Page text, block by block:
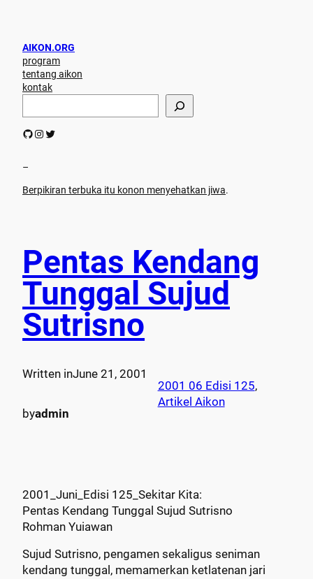
AIKON.ORG
program
tentang aikon
kontak
r
h
GitHub Instagram Twitter
–
Berpikiran terbuka itu konon menyehatkan jiwa.
Pentas Kendang
Tunggal Sujud
Sutrisno
Written inJune 21, 2001
byadmin
2001 06 Edisi 125,
Artikel Aikon
2001_Juni_Edisi 125_Sekitar Kita:
Pentas Kendang Tunggal Sujud Sutrisno
Rohman Yuiawan
Sujud Sutrisno, pengamen sekaligus seniman
kendang tunggal, memamerkan ketlatenan jari